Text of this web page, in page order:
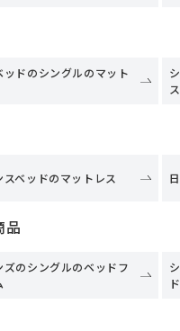
ッドのシングルのマット
ス
スベッドのマットレス
品
ズのシングルのベッドフ
ド